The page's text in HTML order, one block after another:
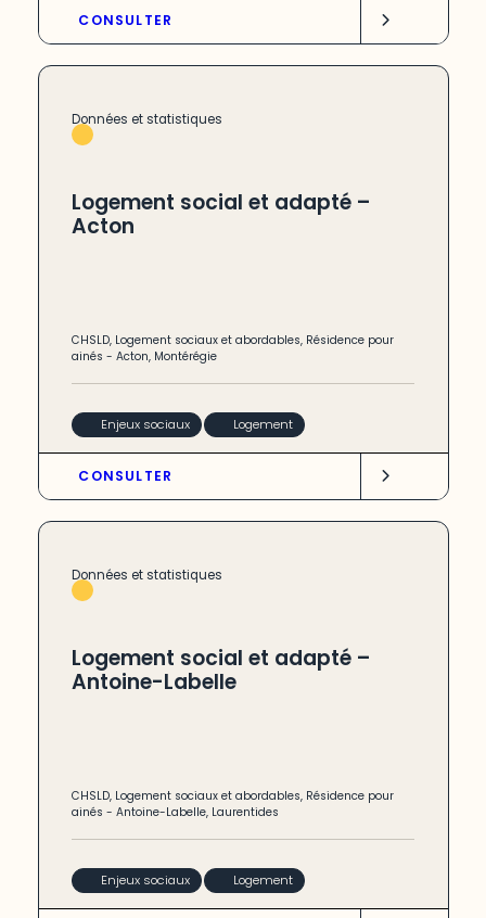
CONSULTER
Données et statistiques
Logement social et adapté –
Acton
CHSLD, Logement sociaux et abordables, Résidence pour
ainés -Acton, Montérégie
Enjeux sociaux Logement
CONSULTER
Données et statistiques
Logement social et adapté –
Antoine-Labelle
CHSLD, Logement sociaux et abordables, Résidence pour
ainés -Antoine-Labelle, Laurentides
Enjeux sociaux Logement